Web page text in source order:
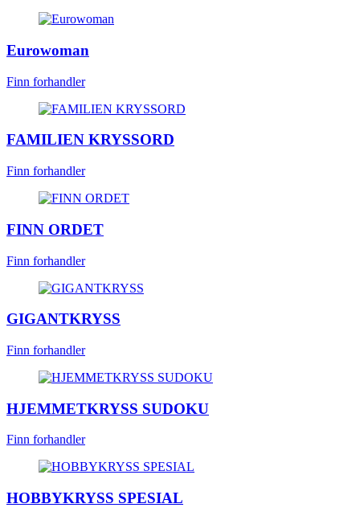
Eurowoman
Finn forhandler
FAMILIEN KRYSSORD
Finn forhandler
FINN ORDET
Finn forhandler
GIGANTKRYSS
Finn forhandler
HJEMMETKRYSS SUDOKU
Finn forhandler
HOBBYKRYSS SPESIAL